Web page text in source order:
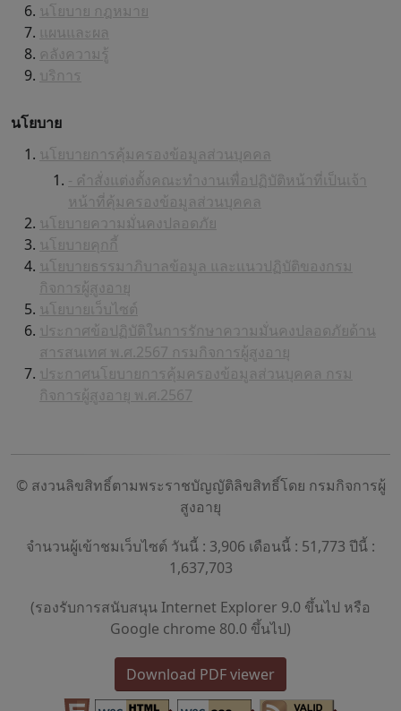
นโยบาย กฎหมาย
แผนและผล
คลังความรู้
บริการ
นโยบาย
นโยบายการคุ้มครองข้อมูลส่วนบุคคล
- คำสั่งแต่งตั้งคณะทำงานเพื่อปฏิบัติหน้าที่เป็นเจ้า
หน้าที่คุ้มครองข้อมูลส่วนบุคคล
นโยบายความมั่นคงปลอดภัย
นโยบายคุกกี้
นโยบายธรรมาภิบาลข้อมูล และแนวปฏิบัติของกรม
กิจการผู้สูงอายุ
นโยบายเว็บไซต์
ประกาศข้อปฏิบัติในการรักษาความมั่นคงปลอดภัยด้าน
สารสนเทศ พ.ศ.2567 กรมกิจการผู้สูงอายุ
ประกาศนโยบายการคุ้มครองข้อมูลส่วนบุคคล กรม
กิจการผู้สูงอายุ พ.ศ.2567
© สงวนลิขสิทธิ์ตามพระราชบัญญัติลิขสิทธิ์โดย กรมกิจการผู้
สูงอายุ
จำนวนผู้เข้าชมเว็บไซต์ วันนี้ : 3,906 เดือนนี้ : 51,773 ปีนี้ :
1,637,703
(รองรับการสนับสนุน Internet Explorer 9.0 ขึ้นไป หรือ
Google chrome 80.0 ขึ้นไป)
Download PDF viewer